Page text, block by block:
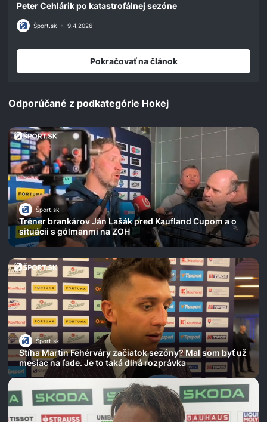
seconds
minutes,
seconds
Peter Cehlárik po katastrofálnej sezóne
Šport.sk • 9.4.2026
Pokračovať na článok
Odporúčané z podkategórie Hokej
Šport.sk
Tréner brankárov Ján Lašák pred Kaufland Cupom a o
situácii s gólmanmi na ZOH
Šport.sk
Stíha Martin Fehérváry začiatok sezóny? Mal som byť už
mesiac na ľade. Je to taká dlhá rozprávka